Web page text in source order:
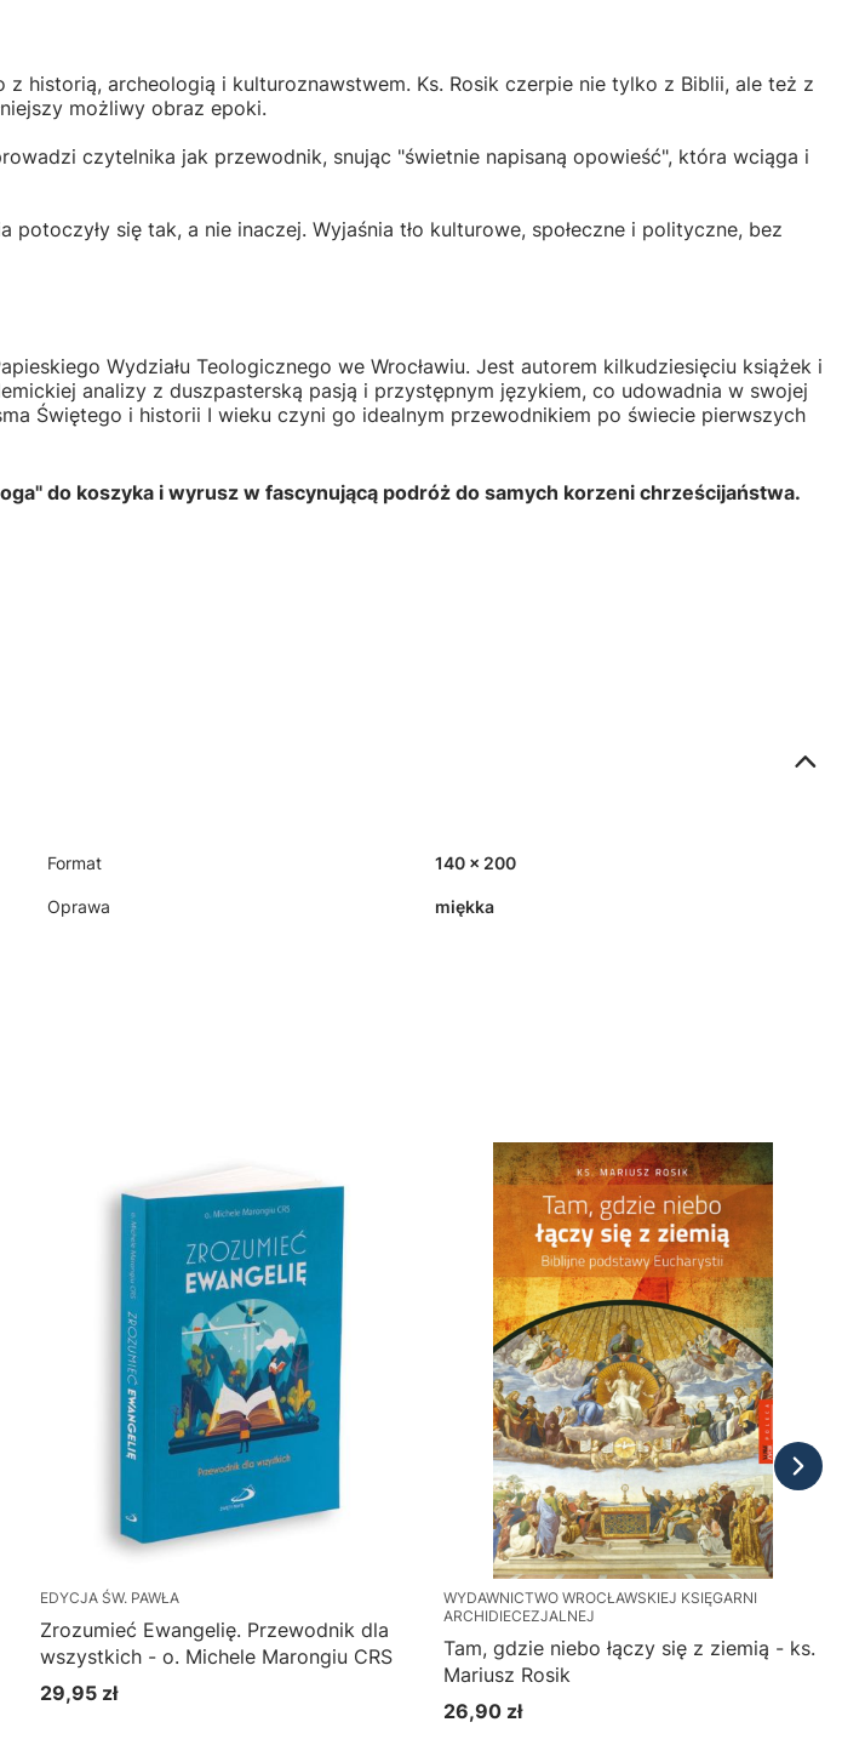
z historią, archeologią i kulturoznawstwem. Ks. Rosik czerpie nie tylko z Biblii, ale też z
możliwy obraz epoki.
czytelnika jak przewodnik, snując "świetnie napisaną opowieść", która wciąga i
się tak, a nie inaczej. Wyjaśnia tło kulturowe, społeczne i polityczne, bez
Wydziału Teologicznego we Wrocławiu. Jest autorem kilkudziesięciu książek i
analizy z duszpasterską pasją i przystępnym językiem, co udowadnia w swojej
Świętego i historii I wieku czyni go idealnym przewodnikiem po świecie pierwszych
do koszyka i wyrusz w fascynującą podróż do samych korzeni chrześcijaństwa.
Format 140 x 200
Oprawa miękka
EDYCJA ŚW. PAWŁA
Zrozumieć Ewangelię. Przewodnik dla
wszystkich - o. Michele Marongiu CRS
Cena
29,95 zł
WYDAWNICTWO WROCŁAWSKIEJ KSIĘGARNI
ARCHIDIECEZJALNEJ
Tam, gdzie niebo łączy się z ziemią - ks.
Mariusz Rosik
Cena
26,90 zł